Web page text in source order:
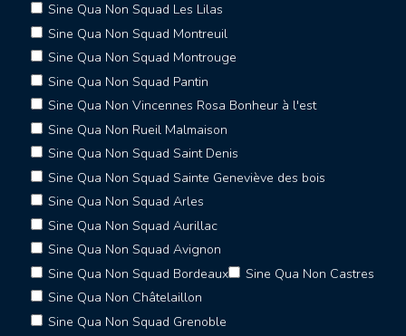
Sine Qua Non Squad Les Lilas
Sine Qua Non Squad Montreuil
Sine Qua Non Squad Montrouge
Sine Qua Non Squad Pantin
Sine Qua Non Vincennes Rosa Bonheur à l'est
Sine Qua Non Rueil Malmaison
Sine Qua Non Squad Saint Denis
Sine Qua Non Squad Sainte Geneviève des bois
Sine Qua Non Squad Arles
Sine Qua Non Squad Aurillac
Sine Qua Non Squad Avignon
Sine Qua Non Squad Bordeaux
Sine Qua Non Castres
Sine Qua Non Châtelaillon
Sine Qua Non Squad Grenoble